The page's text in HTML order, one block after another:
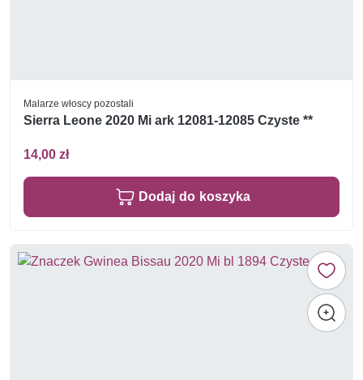
Malarze włoscy pozostali
Sierra Leone 2020 Mi ark 12081-12085 Czyste **
14,00 zł
Dodaj do koszyka